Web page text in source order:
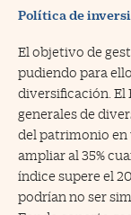
Política de
El objetivo de
pudiendo para
diversificación. El
generales de
del patrimonio en
ampliar al 35%
índice supere el
podrían no ser